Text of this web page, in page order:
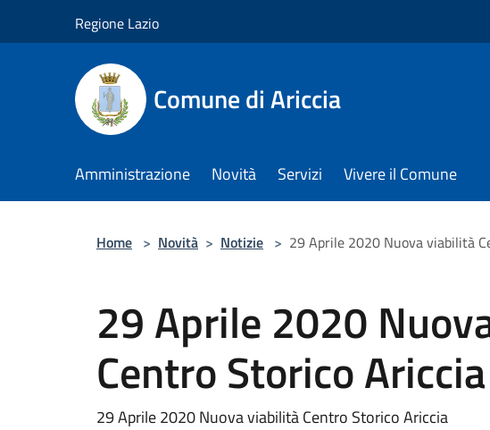
Regione Lazio
Comune di Ariccia
Amministrazione Novità Servizi Vivere il Comune
Home > Novità > Notizie > 29 Aprile 2020 Nuova viabilità
29 Aprile 2020
Centro Storico Ariccia
29 Aprile 2020 Nuova viabilità Centro Storico Ariccia